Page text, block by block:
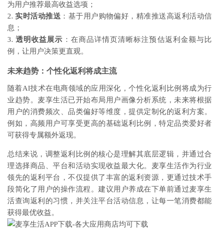
为用户推荐最高收益选项；
2.实时活动推送 ：基于用户购物偏好，精准推送高返利活动信
息；
3.透明收益展示 ：在商品详情页清晰标注预估返利金额与比
例，让用户决策更直观。
未来趋势：个性化返利将成主流
随着AI技术在电商领域的应用深化，个性化返利比例将成为行
业趋势。麦享生活已开始布局用户画像分析系统，未来将根据
用户的消费频次、品类偏好等维度，提供定制化的返利方案。
例如，高频用户可享受更高的基础返利比例，特定品类爱好者
可获得专属额外返现。
总结来说，调整返利比例的核心是理解其底层逻辑，并通过合
理选择商品、平台和活动实现收益最大化。麦享生活作为行业
领先的返利平台，不仅提供了丰富的返利资源，更通过技术手
段简化了用户的操作流程。建议用户养成在下单前通过麦享生
活查询返利的习惯，并关注平台活动信息，让每一笔消费都能
获得最优收益。